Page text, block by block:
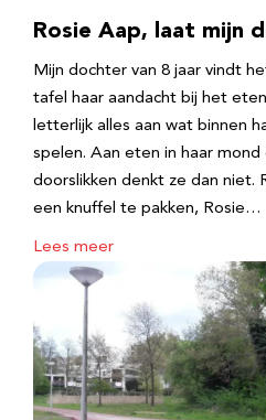
Rosie Aap, laat mijn
Mijn dochter van 8 jaar vindt
tafel haar aandacht bij het
letterlijk alles aan wat binnen
spelen. Aan eten in haar mond
doorslikken denkt ze dan niet.
een knuffel te pakken, Rosie…
Lees meer